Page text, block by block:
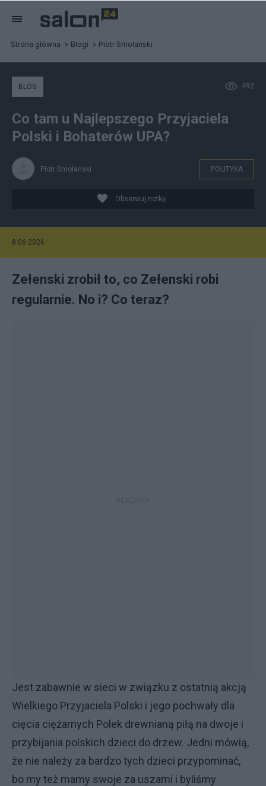
Strona główna Blogi Piotr Smolanski
492
BLOG
Co tam u Najlepszego Przyjaciela
Polski i Bohaterów UPA?
Piotr Smolanski POLITYKA
Obserwuj notkę
8.06.2026
Zełenski zrobił to, co Zełenski robi
regularnie. No i? Co teraz?
Jest zabawnie w sieci w związku z ostatnią akcją
Wielkiego Przyjaciela Polski i jego pochwały dla
cięcia ciężarnych Polek drewnianą piłą na dwoje i
przybijania polskich dzieci do drzew. Jedni mówią,
że nie należy za bardzo tych dzieci przypominać,
bo my też mamy swoje za uszami i byliśmy